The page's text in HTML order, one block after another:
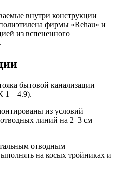
внутри конструкции
фирмы «Rehau» и
из вспененного
бытовой канализации
1 – 4.9).
из условий
линий на 2–3 см
отводным
на косых тройниках и